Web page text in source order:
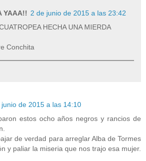
YAAA!! 2 de junio de 2015 a las 23:42
HECHA UNA MIERDA
Conchita
de 2015 a las 14:10
estos ocho años negros y rancios de
de verdad para arreglar Alba de Tormes
y paliar la miseria que nos trajo esa mujer.